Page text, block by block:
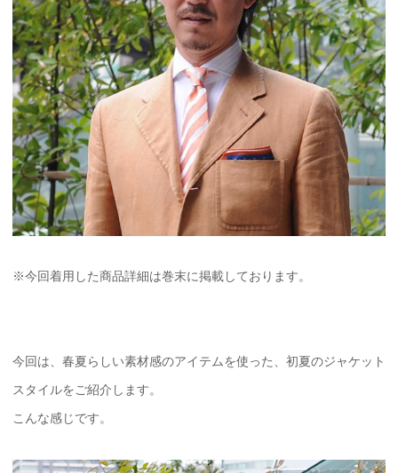
※今回着用した商品詳細は巻末に掲載しております。
今回は、春夏らしい素材感のアイテムを使った、初夏のジャケット
スタイルをご紹介します。
こんな感じです。